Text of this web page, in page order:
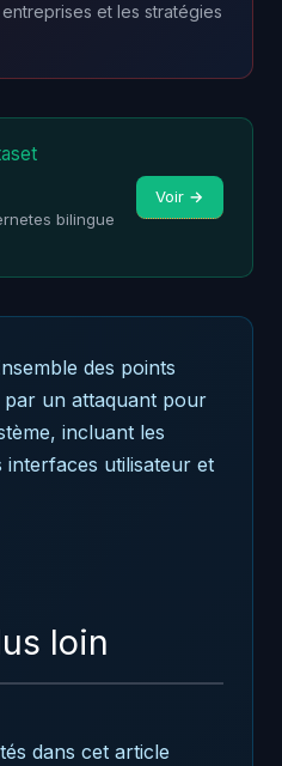
et les stratégies
bilingue
Voir →
des points
un attaquant pour
incluant les
interfaces utilisateur et
loin
dans cet article